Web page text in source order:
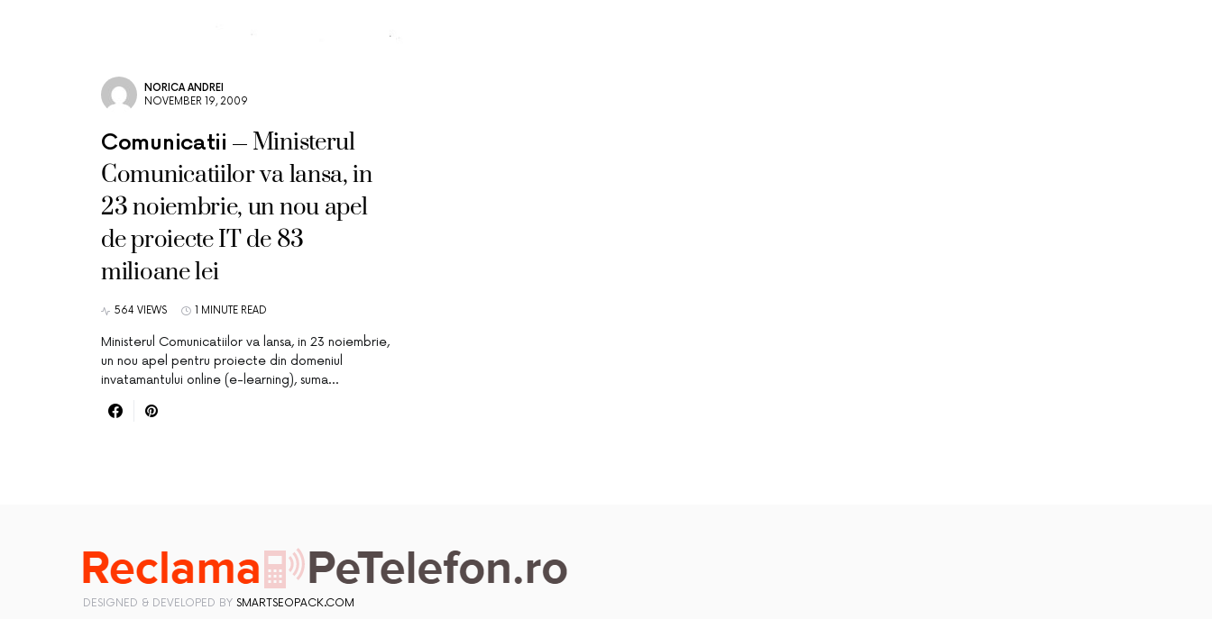
NORICA ANDREI
NOVEMBER 19, 2009
Comunicatii
Ministerul
Comunicatiilor va lansa, in
23 noiembrie, un nou apel
de proiecte IT de 83
milioane lei
564 VIEWS 1 MINUTE READ
Ministerul Comunicatiilor va lansa, in 23 noiembrie,
un nou apel pentru proiecte din domeniul
invatamantului online (e-learning), suma…
DESIGNED & DEVELOPED BY SMARTSEOPACK.COM